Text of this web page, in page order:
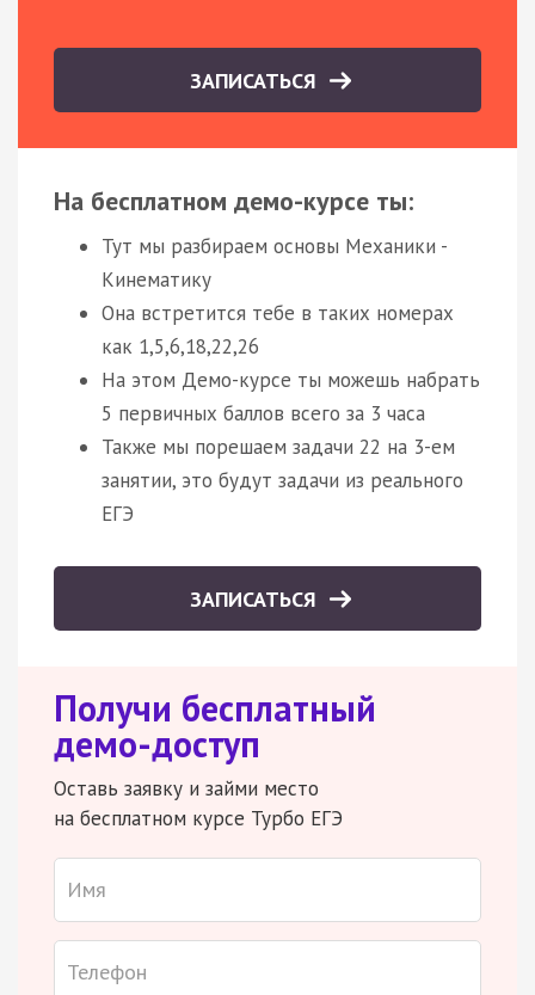
ЗАПИСАТЬСЯ
На бесплатном демо-курсе ты:
Тут мы разбираем основы Механики -
Кинематику
Она встретится тебе в таких номерах
как 1,5,6,18,22,26
На этом Демо-курсе ты можешь набрать
5 первичных баллов всего за 3 часа
Также мы порешаем задачи 22 на 3-ем
занятии, это будут задачи из реального
ЕГЭ
ЗАПИСАТЬСЯ
Получи бесплатный
демо-доступ
Оставь заявку и займи место
на бесплатном курсе Турбо ЕГЭ